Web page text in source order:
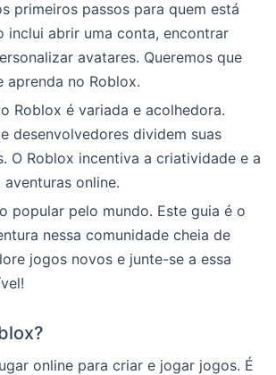
primeiros passos para quem está
inclui abrir uma conta, encontrar
avatares. Queremos que
no Roblox.
Roblox é variada e acolhedora.
desenvolvedores dividem suas
O Roblox incentiva a criatividade e a
online.
popular pelo mundo. Este guia é o
nessa comunidade cheia de
jogos novos e junte-se a essa
online para criar e jogar jogos. É